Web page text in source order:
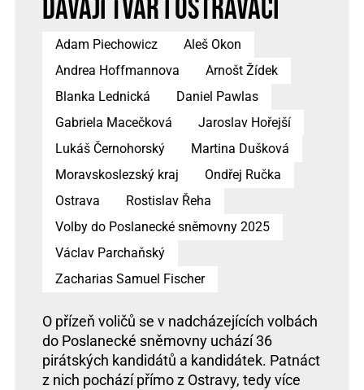
dávají tvář i Ostraváci
Adam Piechowicz
Aleš Okon
Andrea Hoffmannova
Arnošt Žídek
Blanka Lednická
Daniel Pawlas
Gabriela Macečková
Jaroslav Hořejší
Lukáš Černohorský
Martina Dušková
Moravskoslezský kraj
Ondřej Ručka
Ostrava
Rostislav Řeha
Volby do Poslanecké sněmovny 2025
Václav Parchaňský
Zacharias Samuel Fischer
O přízeň voličů se v nadcházejících volbách
do Poslanecké sněmovny uchází 36
pirátských kandidátů a kandidátek. Patnáct
z nich pochází přímo z Ostravy, tedy více